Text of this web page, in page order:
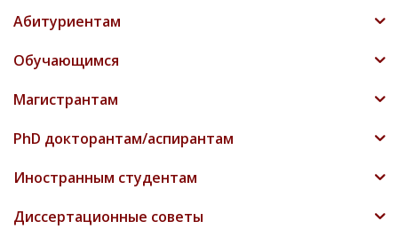
Абитуриентам
Обучающимся
Магистрантам
PhD докторантам/аспирантам
Иностранным студентам
Диссертационные советы